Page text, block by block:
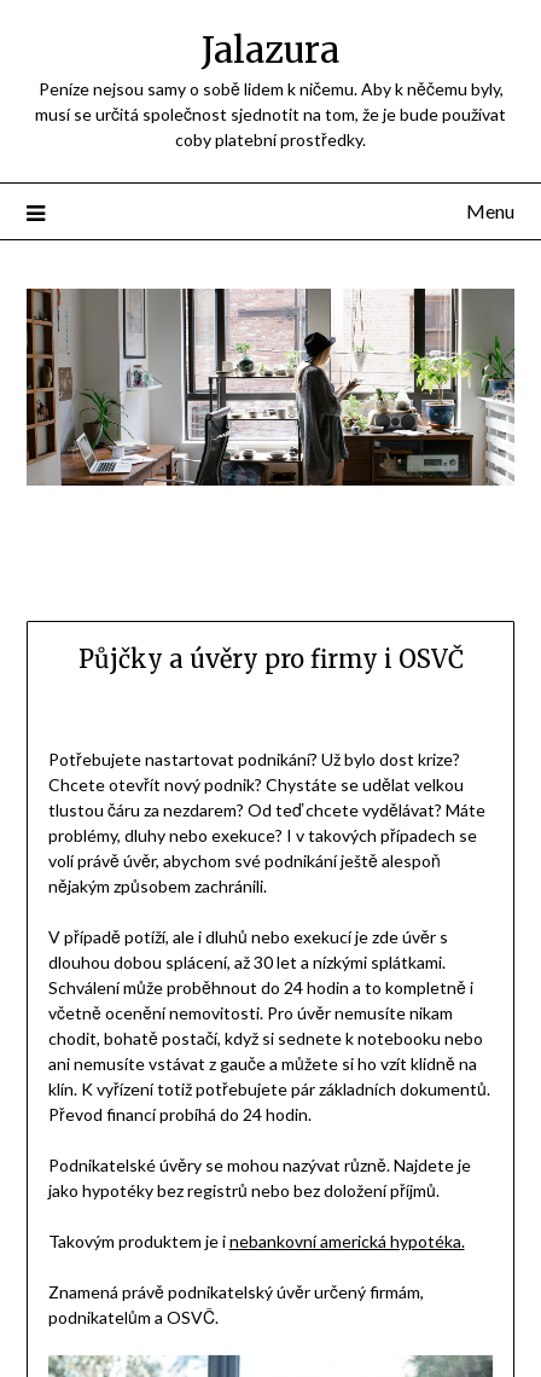
Jalazura
Peníze nejsou samy o sobě lidem k ničemu. Aby k něčemu byly,
musí se určitá společnost sjednotit na tom, že je bude používat
coby platební prostředky.
Menu
Půjčky a úvěry pro firmy i OSVČ
Potřebujete nastartovat podnikání? Už bylo dost krize?
Chcete otevřít nový podnik? Chystáte se udělat velkou
tlustou čáru za nezdarem? Od teď chcete vydělávat? Máte
problémy, dluhy nebo exekuce? I v takových případech se
volí právě úvěr, abychom své podnikání ještě alespoň
nějakým způsobem zachránili.
V případě potíží, ale i dluhů nebo exekucí je zde úvěr s
dlouhou dobou splácení, až 30 let a nízkými splátkami.
Schválení může proběhnout do 24 hodin a to kompletně i
včetně ocenění nemovitosti. Pro úvěr nemusíte nikam
chodit, bohatě postačí, když si sednete k notebooku nebo
ani nemusíte vstávat z gauče a můžete si ho vzít klidně na
klín. K vyřízení totiž potřebujete pár základních dokumentů.
Převod financí probíhá do 24 hodin.
Podnikatelské úvěry se mohou nazývat různě. Najdete je
jako hypotéky bez registrů nebo bez doložení příjmů.
Takovým produktem je inebankovní americká hypotéka.
Znamená právě podnikatelský úvěr určený firmám,
podnikatelům a OSVČ.